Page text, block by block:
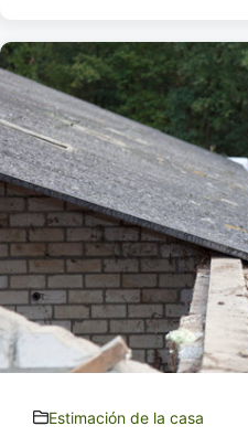
Estimación de la casa